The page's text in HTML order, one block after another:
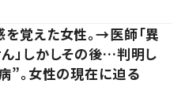
覚えた女性。→医師「異
」しかしその後…判明し
”。女性の現在に迫る